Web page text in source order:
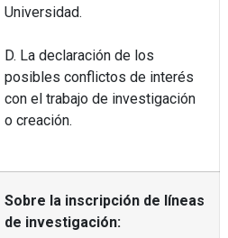
Universidad.
D. La declaración de los
posibles conflictos de interés
con el trabajo de investigación
o creación.
Sobre la inscripción de líneas
de investigación: